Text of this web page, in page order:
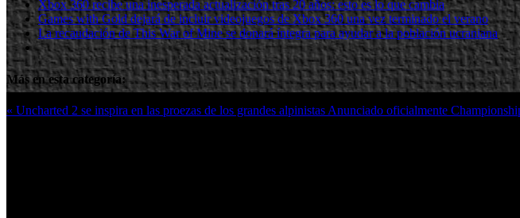
Xbox 360 recibe una inesperada actualización tras 20 años: esto es lo que cambia
Games with Gold dejará de incluir videojuegos de Xbox 360 una vez terminado el verano
La recaudación de This War of Mine se donará íntegra para ayudar a la población ucraniana
Más en esta categoría:
« Uncharted 2 se inspira en las proezas de los grandes alpinistas Anunciado oficialmente